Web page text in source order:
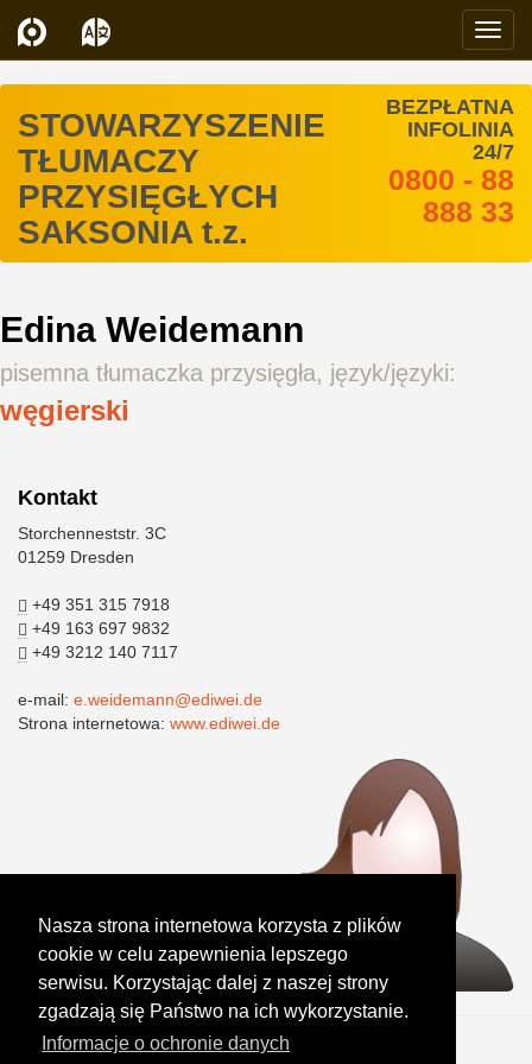
Nasza strona internetowa korzysta z plików
cookie w celu zapewnienia lepszego
serwisu. Korzystając dalej z naszej strony
zgadzają się Państwo na ich wykorzystanie.
Informacje o ochronie danych
STOWARZYSZENIE
TŁUMACZY
PRZYSIĘGŁYCH
SAKSONIA t.z.
BEZPŁATNA
INFOLINIA
24/7
0800 - 88
888 33
Edina Weidemann
pisemna tłumaczka przysięgła, język/języki:
węgierski
Kontakt
Storchenneststr. 3C
01259 Dresden
+49 351 315 7918
+49 163 697 9832
+49 3212 140 7117
e-mail: e.weidemann@ediwei.de
Strona internetowa: www.ediwei.de